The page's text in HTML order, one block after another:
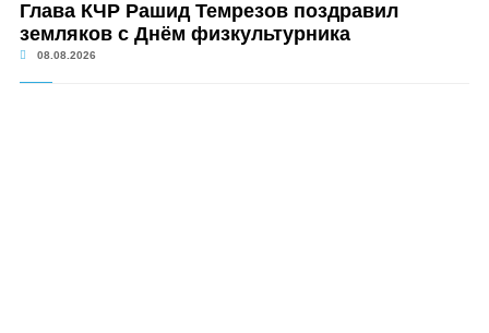
Глава КЧР Рашид Темрезов поздравил
земляков с Днём физкультурника
08.08.2026